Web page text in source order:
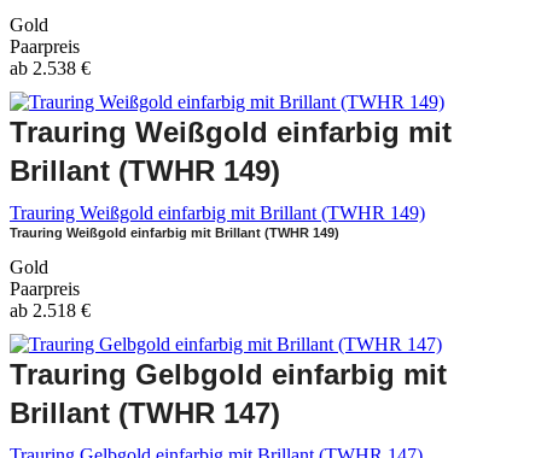
Gold
Paarpreis
ab 2.538 €
Trauring Weißgold einfarbig mit
Brillant (TWHR 149)
Trauring Weißgold einfarbig mit Brillant (TWHR 149)
Trauring Weißgold einfarbig mit Brillant (TWHR 149)
Gold
Paarpreis
ab 2.518 €
Trauring Gelbgold einfarbig mit
Brillant (TWHR 147)